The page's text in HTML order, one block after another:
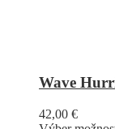
Wave
42,00 €